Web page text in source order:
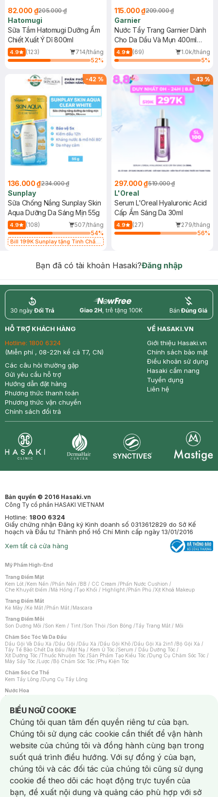
82.000 ₫205.000 ₫
Hatomugi
Sữa Tắm Hatomugi Dưỡng Ẩm
Chiết Xuất Ý Dĩ 800ml
4.9 (123)
714/tháng
52%
115.000 ₫209.000 ₫
Garnier
Nước Tẩy Trang Garnier Dành
Cho Da Dầu Và Mụn 400ml
(Mới)
4.9 (69)
1.0k/tháng
5%
-42 %
136.000 ₫234.000 ₫
Sunplay
Sữa Chống Nắng Sunplay Skin
Aqua Dưỡng Da Sáng Mịn 55g
4.9 (108)
507/tháng
54%
Bill 199K Sunplay tặng Tinh Chất
-43%
297.000 ₫519.000 ₫
L'Oreal
Serum L'Oreal Hyaluronic Acid
Cấp Ẩm Sáng Da 30ml
4.9 (27)
279/tháng
56%
Bạn đã có tài khoản Hasaki?Đăng nhập
return nowfree price
HỖ TRỢ KHÁCH HÀNG
Hotline: 1800 6324
(Miễn phí , 08-22h kể cả T7, CN)
Các câu hỏi thường gặp
Gửi yêu cầu hỗ trợ
Hướng dẫn đặt hàng
Phương thức thanh toán
Phương thức vận chuyển
Chính sách đổi trả
VỀ HASAKI.VN
Giới thiệu Hasaki.vn
Chính sách bảo mật
Điều khoản sử dụng
Hasaki cẩm nang
Tuyển dụng
Liên hệ
Bản quyền © 2016 Hasaki.vn
Công Ty cổ phần HASAKI VIETNAM
Hotline: 1800 6324
Giấy chứng nhận Đăng ký Kinh doanh số 0313612829 do Sở Kế
hoạch và Đầu tư Thành phố Hồ Chí Minh cấp ngày 13/01/2016
Xem tất cả cửa hàng
Mỹ Phẩm High-End
Trang Điểm Mặt
Kem Lót /Kem Nền /Phấn Nền /BB / CC Cream /Phấn Nước Cushion /
Che Khuyết Điểm /Má Hồng /Tạo Khối / Highlight /Phấn Phủ /Xịt Khoá Makeup
Trang Điểm Mắt
Kẻ Mày /Kẻ Mắt /Phấn Mắt /Mascara
Trang Điểm Môi
Son Dưỡng Môi /Son Kem / Tint /Son Thỏi /Son Bóng /Tẩy Trang Mắt / Môi
Chăm Sóc Tóc Và Da Đầu
Dầu Gội Và Dầu Xả /Dầu Gội /Dầu Xả /Dầu Gội Khô /Dầu Gội Xả 2in1 /Bộ Gội Xả /
Tẩy Tế Bào Chết Da Đầu /Mặt Nạ / Kem Ủ Tóc /Serum / Dầu Dưỡng Tóc /
Xịt Dưỡng Tóc /Thuốc Nhuộm Tóc /Sản Phẩm Tạo Kiểu Tóc /Dụng Cụ Chăm Sóc Tóc /
Máy Sấy Tóc /Lược /Bộ Chăm Sóc Tóc /Phụ Kiện Tóc
Chăm Sóc Cơ Thể
Kem Tẩy Lông /Dụng Cụ Tẩy Lông
Nước Hoa
Nước Hoa Nữ
Chăm Sóc Cá Nhân
Chống Muỗi /Khẩu Trang /Máy Massage/Mặt Nạ Xông Hơi /Nước Rửa Tay/
Sản Phẩm Chăm Sóc Khác /Bàn Chải Đánh Răng /Bàn Chải Điện/
Hỗ Trợ Trắng Răng/Kem Đánh Răng /Máy Tăm Nước/ Nước Súc Miệng/
Tăm / Chỉ Nha Khoa/ Xịt Thơm Miệng / Dung Dịch Vệ Sinh/Dưỡng Vùng Kín/
Khăn Ướt Vệ Sinh Vùng Kín/Băng Vệ Sinh/Tampon/Bọt Cạo Râu /Dao Cạo Râu/
Máy Cạo Râu
Vấn Đề Về Da
Da Dầu / Lỗ Chân Lông To/ Da Khô / Mất Nước/ Da Lão Hóa/ Da Mụn/
Da Nhạy Cảm / Kích Ứng
Da Xỉn Màu Thâm / Nám / Tàn Nhang
Quầng Thâm & Bọng Mắt /Sẹo /Viêm Da Cơ Địa
Dụng Cụ / Phụ Kiện Chăm Sóc Da
BIỂU NGỮ COOKIE
Notice about cookies usage
Chúng tôi quan tâm đến quyền riêng tư của bạn.
Chúng tôi sử dụng các cookie cần thiết để vận hành
website của chúng tôi và đồng hành cùng bạn trong
suốt quá trình điều hướng. Với sự đồng ý của bạn,
chúng tôi và các đối tác của chúng tôi cũng sử dụng
cookie để theo dõi các hoạt động trực tuyến của
bạn, đề xuất nội dung và quảng cáo phù hợp với sở